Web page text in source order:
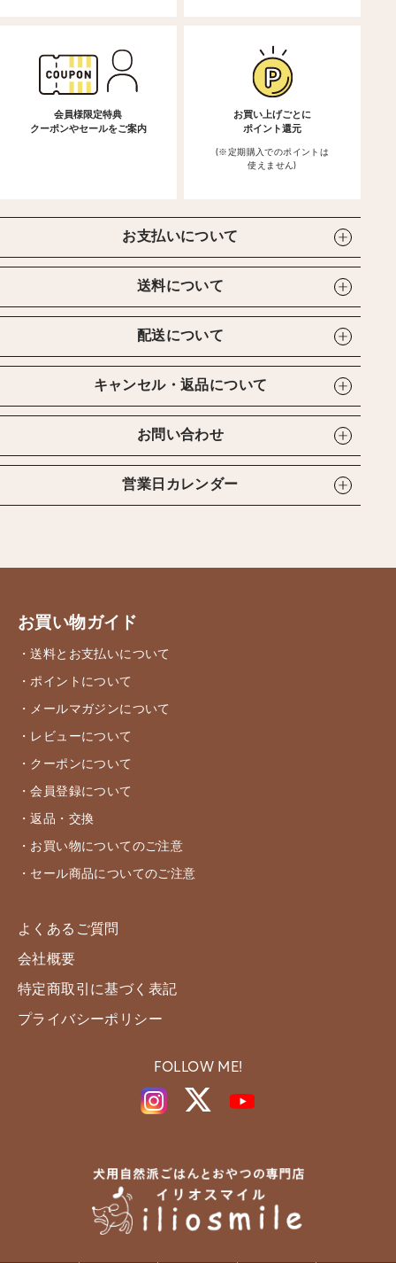
会員様限定特典
クーポンやセールをご案内
お買い上げごとに
ポイント還元
(※定期購入でのポイントは
使えません)
お支払いについて
送料について
配送について
キャンセル・返品について
お問い合わせ
営業日カレンダー
お買い物ガイド
・送料とお支払いについて
・ポイントについて
・メールマガジンについて
・レビューについて
・クーポンについて
・会員登録について
・返品・交換
・お買い物についてのご注意
・セール商品についてのご注意
よくあるご質問
会社概要
特定商取引に基づく表記
プライバシーポリシー
FOLLOW ME!